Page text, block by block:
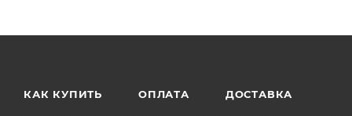
КАК КУПИТЬ ОПЛАТА ДОСТАВКА